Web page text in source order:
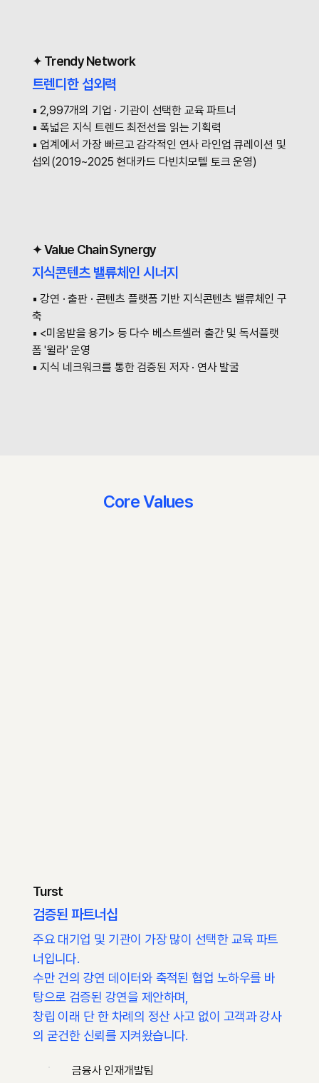
✦ Trendy Network
트렌디한 섭외력
▪ 2,997개의 기업 · 기관이 선택한 교육 파트너
▪ 폭넓은 지식 트렌드 최전선을 읽는 기획력
▪ 업계에서 가장 빠르고 감각적인 연사 라인업 큐레이션 및
섭외(2019~2025 현대카드 다빈치모텔 토크 운영)
✦ Value Chain Synergy
지식콘텐츠 밸류체인 시너지
▪ 강연 · 출판 · 콘텐츠 플랫폼 기반 지식콘텐츠 밸류체인 구
축
▪ <미움받을 용기> 등 다수 베스트셀러 출간 및 독서플랫
폼 '윌라' 운영
▪ 지식 네크워크를 통한 검증된 저자 · 연사 발굴
Core Values
Turst
검증된 파트너십
주요 대기업 및 기관이 가장 많이 선택한 교육 파트
너입니다.
수만 건의 강연 데이터와 축적된 협업 노하우를 바
탕으로 검증된 강연을 제안하며,
창립 이래 단 한 차례의 정산 사고 없이 고객과 강사
의 굳건한 신뢰를 지켜왔습니다.
금융사 인재개발팀